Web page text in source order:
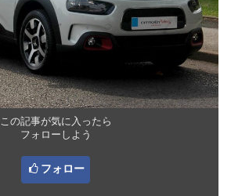
この記事が気に入ったら
フォローしよう
フォロー